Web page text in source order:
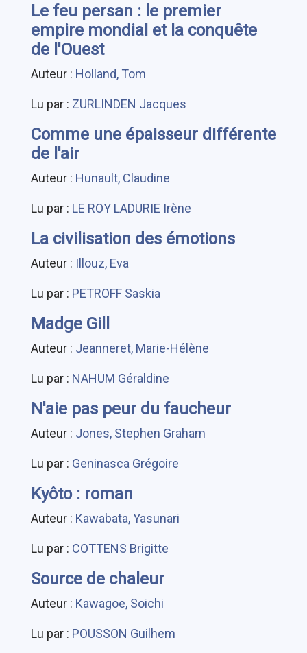
Le feu persan : le premier
empire mondial et la conquête
de l'Ouest
Auteur : Holland, Tom
Lu par : ZURLINDEN Jacques
Comme une épaisseur différente
de l'air
Auteur : Hunault, Claudine
Lu par : LE ROY LADURIE Irène
La civilisation des émotions
Auteur : Illouz, Eva
Lu par : PETROFF Saskia
Madge Gill
Auteur : Jeanneret, Marie-Hélène
Lu par : NAHUM Géraldine
N'aie pas peur du faucheur
Auteur : Jones, Stephen Graham
Lu par : Geninasca Grégoire
Kyôto : roman
Auteur : Kawabata, Yasunari
Lu par : COTTENS Brigitte
Source de chaleur
Auteur : Kawagoe, Soichi
Lu par : POUSSON Guilhem